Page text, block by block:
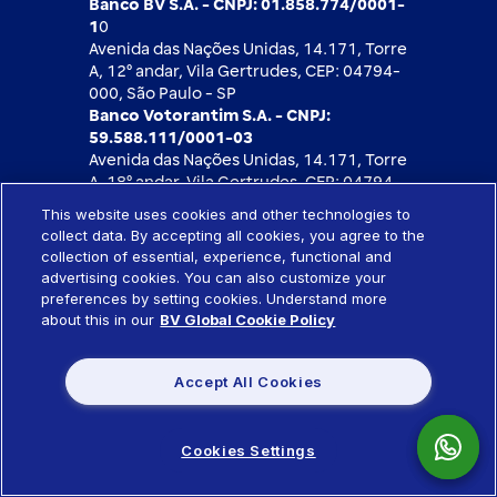
Banco BV S.A. - CNPJ: 01.858.774/0001-
1 0
Avenida das Nações Unidas, 14.171, Torre
A, 12⁰ andar, Vila Gertrudes, CEP: 04794-
000, São Paulo - SP
Banco Votorantim S.A. - CNPJ:
59.588.111/0001-03
Avenida das Nações Unidas, 14.171, Torre
A, 18⁰ andar, Vila Gertrudes, CEP: 04794-
Segurança
This website uses cookies and other technologies to
collect data. By accepting all cookies, you agree to the
collection of essential, experience, functional and
advertising cookies. You can also customize your
preferences by setting cookies. Understand more
about this in our BV Global Cookie Policy
Accept All Cookies
Cookies Settings